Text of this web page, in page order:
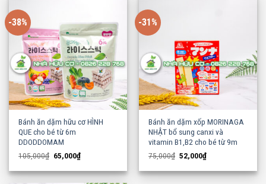
-38%
Bánh ăn dặm hữu cơ HÌNH
QUE cho bé từ 6m
DDODDOMAM
105,000₫ Original
price
was:
105,000₫.
65,000₫Current
is:
65,000₫.
-31%
Bánh ăn dặm xốp MORINAGA
NHẬT bổ sung canxi và
vitamin B1,B2 cho bé từ 9m
75,000₫ Original
price
was:
75,000₫.
52,000₫Current
is:
52,000₫.